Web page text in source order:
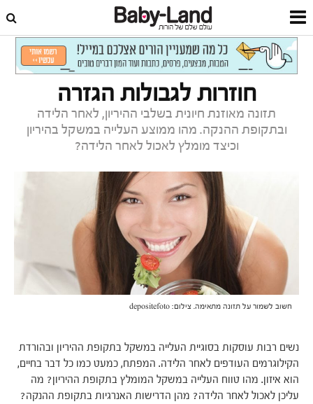
תזונה נכונה ודיאטה
חוזרות לגבולות הגזרה
תזונה מאוזנת חיונית בשלבי ההיריון, לאחר הלידה
ובתקופת ההנקה. מהו ממוצע העלייה במשקל בהיריון
וכיצד מומלץ לאכול לאחר הלידה?
חשוב לשמור על תזונה מתאימה. צילום: depositefoto
נשים רבות עוסקות בסוגיית העלייה במשקל בתקופת ההיריון ובהורדת
הקילוגרמים העודפים לאחר הלידה. המפתח, כמעט כמו כל דבר בחיים,
הוא איזון. מהו טווח העלייה במשקל המומלץ בתקופת ההיריון? מה
עליכן לאכול לאחר הלידה? מהן הדרישות האנרגיות בתקופת ההנקה?